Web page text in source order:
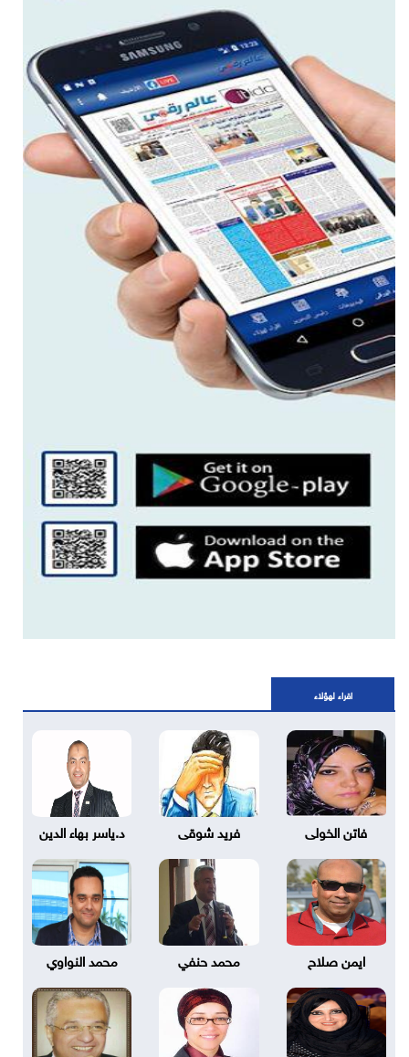
اقراء لهؤلاء
فاتن الخولى فريد شوقى د.ياسر بهاء الدين
ايمن صلاح محمد حنفي محمد النواوي